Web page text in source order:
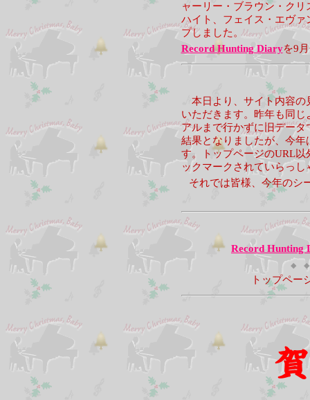
ャーリー・ブラウン・ク
ハイト、フェイス・エヴ
プしました。
Record Hunting Diaryを9
本日より、サイト内容の
いただきます。昨年も同
アルまで行かずに旧デー
結果となりましたが、今
す。トップページのURL
ックマークされていらっ
それでは皆様、今年のシ
Record Hunting
◆
トップペー